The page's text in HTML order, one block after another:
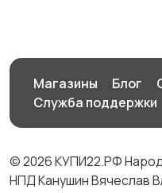
Магазины Блог
Служба поддержки
© 2026 КУПИ22.РФ
НПД Канушин Вячеслав